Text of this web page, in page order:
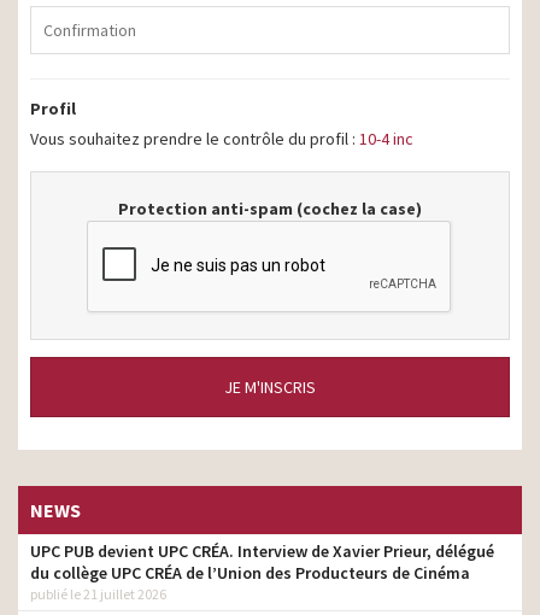
Profil
Vous souhaitez prendre le contrôle du profil : 10-4 inc
Protection anti-spam (cochez la case)
JE M'INSCRIS
NEWS
UPC PUB devient UPC CRÉA. Interview de Xavier Prieur, délégué
du collège UPC CRÉA de l’Union des Producteurs de Cinéma
publié le 21 juillet 2026